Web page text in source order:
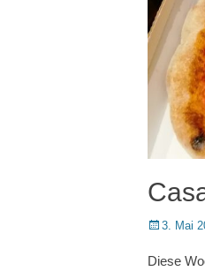
Posted
3. Mai
Diese